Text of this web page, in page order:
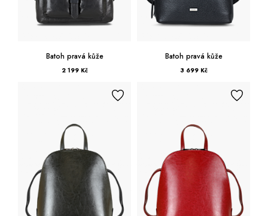
Batoh pravá kůže
2 199 Kč
Batoh pravá kůže
3 699 Kč